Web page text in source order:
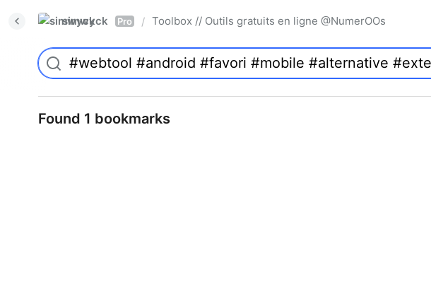
simwyck Pro / Toolbox // Outils gratuits en ligne @NumerOOs
Found 1 bookmarks